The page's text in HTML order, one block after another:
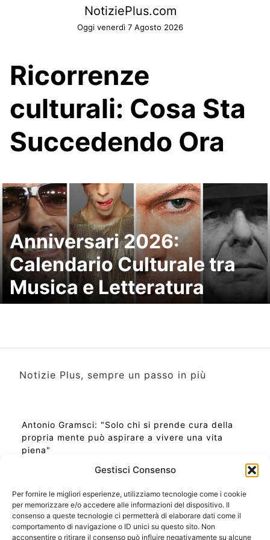
Gestisci Consenso
Per fornire le migliori esperienze, utilizziamo tecnologie come i cookie
per memorizzare e/o accedere alle informazioni del dispositivo. Il
consenso a queste tecnologie ci permetterà di elaborare dati come il
comportamento di navigazione o ID unici su questo sito. Non
acconsentire o ritirare il consenso può influire negativamente su alcune
NotiziePlus.com
Oggi venerdì 7 Agosto 2026
Ricorrenze
culturali: Cosa Sta
Succedendo Ora
Anniversari 2026:
Calendario Culturale tra
Musica e Letteratura
Notizie Plus, sempre un passo in più
Antonio Gramsci: "Solo chi si prende cura della
propria mente può aspirare a vivere una vita
piena"
Ora Esatta in Italia in questo momento
Ti Senti Strano Ultimamente? Potrebbe Essere per
la Risonanza di Schumann